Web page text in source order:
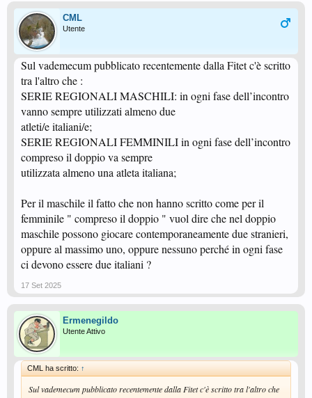
C - Y (dichiarati a referto o entra una sola riserva*)
*significa che se una squadra ha 2 riserve a referto solo una può sostituire
uno dei titolari in uno degli incontri #4, #5 e #6.
Tutto questo penso che valga anche se il doppio si gioca all'inizio o alla fine
dei singolari... in pratica dove si gioca il doppio come prima partita possono
entrare in campo come primi a giocare le due riserve.
CML
Utente
Sul vademecum pubblicato recentemente dalla Fitet c'è scritto
tra l'altro che :
SERIE REGIONALI MASCHILI: in ogni fase dell’incontro
vanno sempre utilizzati almeno due
atleti/e italiani/e;
SERIE REGIONALI FEMMINILI in ogni fase dell’incontro
compreso il doppio va sempre
utilizzata almeno una atleta italiana;
Per il maschile il fatto che non hanno scritto come per il
femminile " compreso il doppio " vuol dire che nel doppio
maschile possono giocare contemporaneamente due stranieri,
oppure al massimo uno, oppure nessuno perché in ogni fase
ci devono essere due italiani ?
17 Set 2025
Ermenegildo
Utente Attivo
CML ha scritto: ↑
Sul vademecum pubblicato recentemente dalla Fitet c'è scritto tra l'altro che